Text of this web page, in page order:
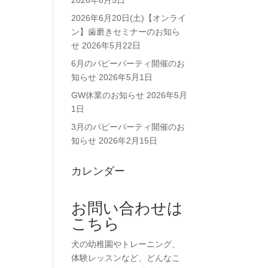
2026年6月20日(土)【オンライ
ン】歯磨きセミナーのお知ら
せ 2026年5月22日
6月のパピーパーティ開催のお
知らせ 2026年5月1日
GW休業のお知らせ 2026年5月
1日
3月のパピーパーティ開催のお
知らせ 2026年2月15日
カレンダー
お問い合わせは
こちら
犬の幼稚園やトレーニング、
体験レッスンなど、どんなこ